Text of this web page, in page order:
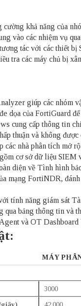
khả năng của
vào các nhiệm vụ
tác với các thiết
tra các máy chủ bị
giúp các nhóm
dọa của FortiGuard
cung cấp thông tin
thuận và không được
các nhà phân tích mở
cơ sở dữ liệu
diện về Tình hình
mạng FortiNDR,
tính năng giám sát Tài
qua bảng thông tin và
và OT Dashboard
MÁY
3000